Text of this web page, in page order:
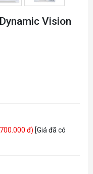
Vision
đ) [Giá đã có